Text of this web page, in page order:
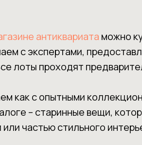
антиквариата можно
с экспертами,
лоты проходят
как с опытными
– старинные вещи,
частью стильного